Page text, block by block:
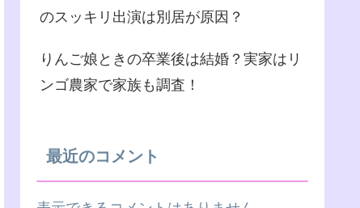
のスッキリ出演は別居が原因？
りんご娘ときの卒業後は結婚？実家はリ
ンゴ農家で家族も調査！
最近のコメント